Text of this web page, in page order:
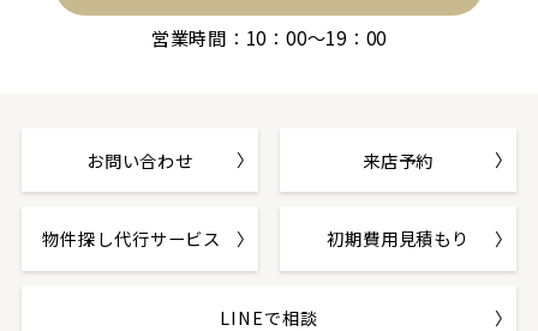
営業時間：10：00～19：00
お問い合わせ 来店予約
物件探し代行サービス 初期費用見積もり
LINEで相談